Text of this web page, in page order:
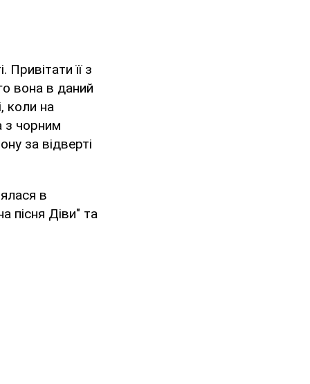
її з
вона в даний
коли на
з чорним
за відверті
в
пісня Діви" та